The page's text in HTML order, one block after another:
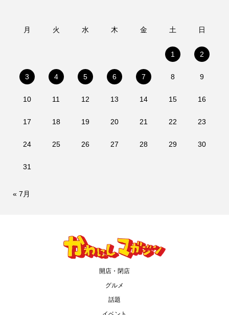
月 火 水 木 金 土 日
1 2
3 4 5 6 7 8 9
10 11 12 13 14 15 16
17 18 19 20 21 22 23
24 25 26 27 28 29 30
31
« 7月
開店・閉店
グルメ
話題